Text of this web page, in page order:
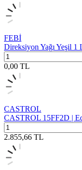
FEBİ
Direksiyon Yağı Yeşil 1
0,00 TL
CASTROL
CASTROL 15FF2D |
2.855,66 TL